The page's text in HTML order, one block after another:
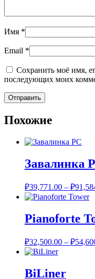
Имя *
Email *
Сохранить моё имя,
последующих моих
Похожие
Завалинка
₽39,771.00 – ₽
Pianoforte
₽32,500.00 – ₽
BiLiner